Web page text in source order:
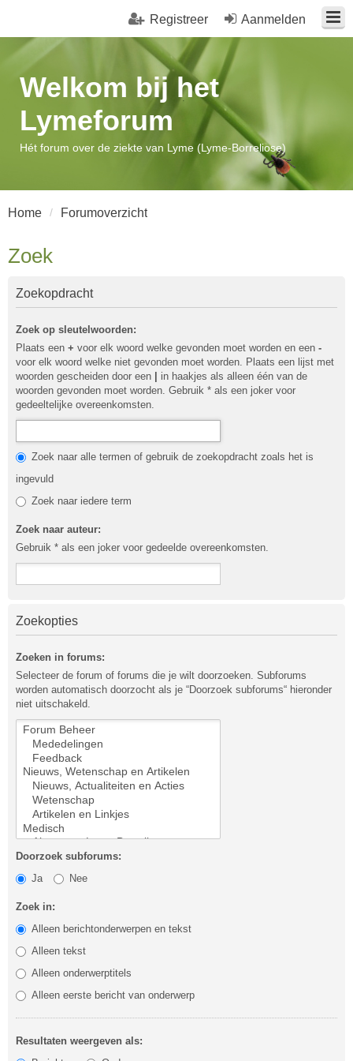
Aanmelden
Registreer
Welkom bij het
Lymeforum
Hét forum over de ziekte van Lyme (Lyme-Borreliose)
Home Forumoverzicht
Zoek
Zoekopdracht
Zoek op sleutelwoorden:
Plaats een + voor elk woord welke gevonden moet worden en een -
voor elk woord welke niet gevonden moet worden. Plaats een lijst met
woorden gescheiden door een
in haakjes als alleen één van de
woorden gevonden moet worden. Gebruik * als een joker voor
gedeeltelijke overeenkomsten.
Zoek naar alle termen of gebruik de zoekopdracht zoals het is
ingevuld
Zoek naar iedere term
Zoek naar auteur:
Gebruik * als een joker voor gedeelde overeenkomsten.
Zoekopties
Zoeken in forums:
Selecteer de forum of forums die je wilt doorzoeken. Subforums
worden automatisch doorzocht als je “Doorzoek subforums“ hieronder
niet uitschakeld.
Doorzoek subforums:
Ja
Nee
Zoek in:
Alleen berichtonderwerpen en tekst
Alleen tekst
Alleen onderwerptitels
Alleen eerste bericht van onderwerp
Resultaten weergeven als: